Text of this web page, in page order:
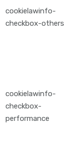
cookielawinfo-
checkbox-others
cookielawinfo-
checkbox-
performance